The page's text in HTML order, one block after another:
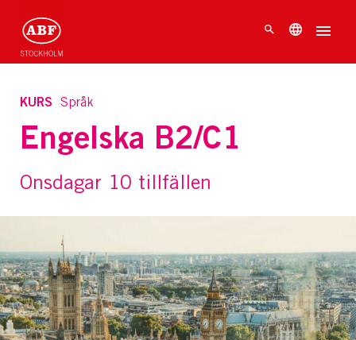
KURS Språk
Engelska B2/C1
Onsdagar 10 tillfällen